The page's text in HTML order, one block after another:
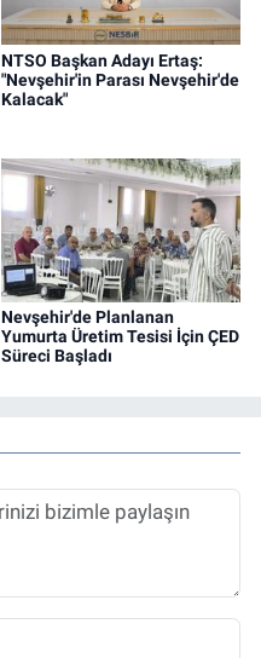
NTSO Başkan Adayı Ertaş:
"Nevşehir'in Parası Nevşehir'de
Kalacak"
Nevşehir'de Planlanan
Yumurta Üretim Tesisi İçin ÇED
Süreci Başladı